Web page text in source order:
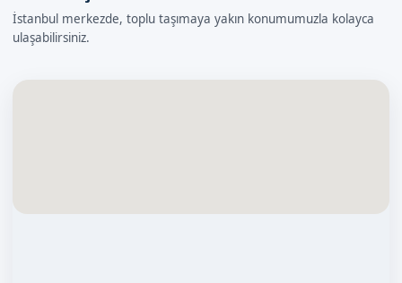
İstanbul merkezde, toplu taşımaya yakın konumumuzla kolayca
ulaşabilirsiniz.